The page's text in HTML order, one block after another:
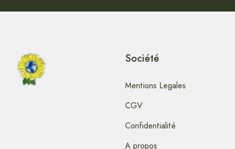
Société
Mentions Legales
CGV
Confidentialité
A propos